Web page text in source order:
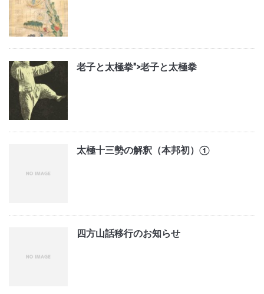
老子と太極拳">老子と太極拳
太極十三勢の解釈（本邦初）①
四方山話移行のお知らせ